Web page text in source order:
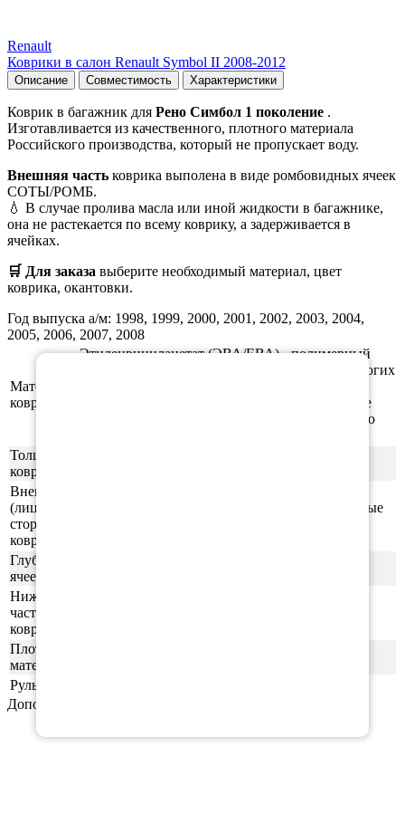
Renault
Коврики в салон Renault Symbol II 2008-2012
Описание Совместимость Характеристики
Коврик в багажник для Рено Симбол 1 поколение .
Изготавливается из качественного, плотного материала
Российского производства, который не пропускает воду.
Внешняя часть коврика выполена в виде ромбовидных ячеек
СОТЫ/РОМБ.
💧 В случае пролива масла или иной жидкости в багажнике,
она не растекается по всему коврику, а задерживается в
ячейках.
🛒 Для заказа выберите необходимый материал, цвет
коврика, окантовки.
Год выпуска а/м: 1998, 1999, 2000, 2001, 2002, 2003, 2004,
2005, 2006, 2007, 2008
Материал
ковриков
Этиленвинилацетат (ЭВА/ЕВА) - полимерный
материал, который зарекомендовал себя во многих
производят спортивные маты, гимнастические
коврики, подошву для обуви, шлёпки и прочую
Толщина
ковриков
Внешняя
(лицевая)
сторона
ковриков
ячейки СОТЫ/РОМБ (напоминающие пчелиные
Глубина
ячеек
Нижняя
часть
ковриков
Плотность
материала
Руль
Дополнительные аксессуары